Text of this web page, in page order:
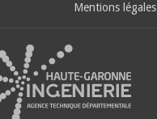
Mentions légales